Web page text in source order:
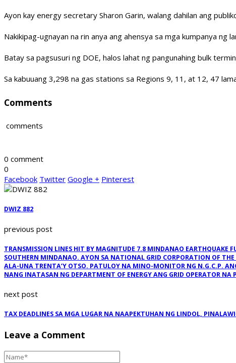
Ayon kay energy secretary Sharon Garin, walang dahilan ang
Nakikipag-ugnayan na rin anya ang ahensya sa mga kumpanya ng
Batay sa pagsusuri ng DOE, halos lahat ng pangunahing bulk
Sa kabuuang 3,298 na gas stations sa Regions 9, 11, at 12, 47
Comments
comments
0 comment
0
Facebook Twitter Google + Pinterest
DWIZ 882
previous post
TRANSMISSION LINES HIT BY MAGNITUDE 7.8 MINDANAO EARTHQUAKE
SOUTHERN MINDANAO. AYON SA NATIONAL GRID CORPORATION OF
ALA-UNA TRENTA’Y OTSO. PATULOY NA MINO-MONITOR NG N.G.C.P.
NANG INATASAN NG DEPARTMENT OF ENERGY ANG GRID OPERATOR
next post
TAX DEADLINES SA MGA LUGAR NA NAAPEKTUHAN NG LINDOL,
Leave a Comment